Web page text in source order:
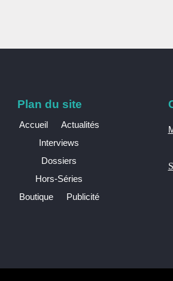
Plan du site
Accueil
Actualités
Interviews
Dossiers
Hors-Séries
Boutique
Publicité